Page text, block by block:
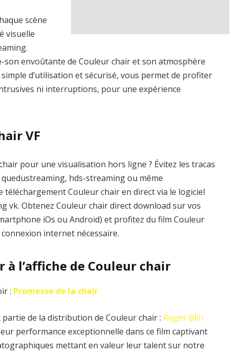
scène
visuelle
envoûtante de Couleur chair et son atmosphère
d’utilisation et sécurisé, vous permet de profiter
ni interruptions, pour une expérience
VF
pour une visualisation hors ligne ? Évitez les tracas
hds-streaming ou même
Couleur chair en direct via le logiciel
vk. Obtenez Couleur chair direct download sur vos
iOs ou Android) et profitez du film Couleur
internet nécessaire.
à l’affiche de Couleur chair
: Promesse de la chair
de la distribution de Couleur chair : Roger Blin
performance exceptionnelle dans ce film captivant
mettant en valeur leur talent sur notre